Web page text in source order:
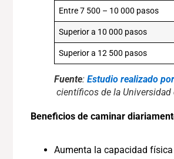
Entre 7 500 – 10 000 pasos
Superior a 10 000 pasos
Superior a 12 500 pasos
Fuente: Estudio realizado
científicos de la Universidad
Beneficios de caminar
Aumenta la capacidad